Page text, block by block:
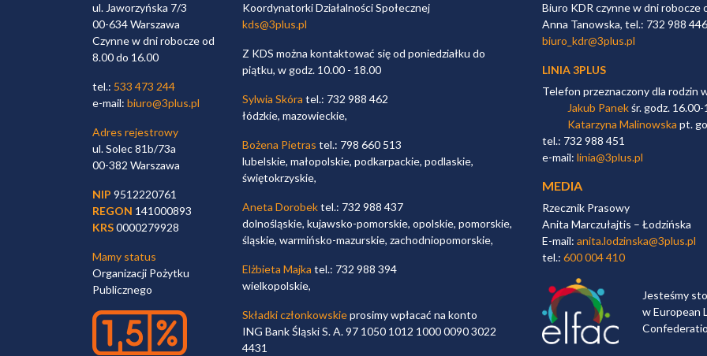
ul. Jaworzyńska 7/3
00-634 Warszawa
Czynne w dni robocze od
8.00 do 16.00
tel.: 533 473 244
e-mail: biuro@3plus.pl
Adres rejestrowy
ul. Solec 81b/73a
00-382 Warszawa
NIP 9512220761
REGON 141000893
KRS0000279928
Mamy status
Organizacji Pożytku
Publicznego
Koordynatorki Działalności Społecznej
kds@3plus.pl
Z KDS można kontaktować się od poniedziałku do
piątku, w godz. 10.00 - 18.00
Sylwia Skóra tel.: 732 988 462
łódzkie, mazowieckie,
Bożena Pietras tel.: 798 660 513
lubelskie, małopolskie, podkarpackie, podlaskie,
świętokrzyskie,
Aneta Dorobektel.: 732 988 437
dolnośląskie, kujawsko-pomorskie, opolskie, pomorskie,
śląskie, warmińsko-mazurskie, zachodniopomorskie,
Elżbieta Majka tel.: 732 988 394
wielkopolskie,
Składki członkowskieprosimy wpłacać na konto
ING Bank Śląski S. A. 97 1050 1012 1000 0090 3022
4431
Biuro KDR czynne w dni robocze
Anna Tanowska, tel.: 732 988 446
biuro_kdr@3plus.pl
LINIA 3PLUS
Telefon przeznaczony dla rodzin
Jakub Panekśr. godz. 16.00-
Katarzyna Malinowska pt.
tel.: 732 988 451
e-mail: linia@3plus.pl
MEDIA
Rzecznik Prasowy
Anita Marczułajtis – Łodzińska
E-mail: anita.lodzinska@3plus.pl
tel.: 600 004 410
Jesteśmy
w European